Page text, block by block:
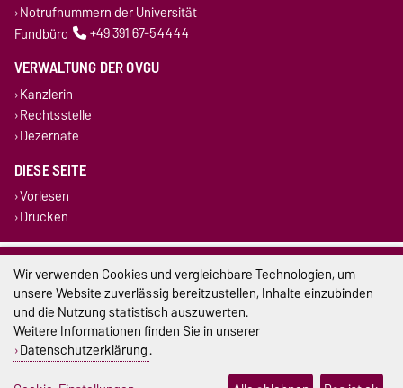
Notrufnummern der Universität
Fundbüro
+49 391 67-54444
VERWALTUNG DER OVGU
Kanzlerin
Rechtsstelle
Dezernate
DIESE SEITE
Vorlesen
Drucken
Impressum
Datenschutz
Barrierefreiheit
Cookie-Einstellungen
Wir verwenden Cookies und vergleichbare Technologien, um
unsere Website zuverlässig bereitzustellen, Inhalte einzubinden
und die Nutzung statistisch auszuwerten.
Weitere Informationen finden Sie in unserer
Datenschutzerklärung.